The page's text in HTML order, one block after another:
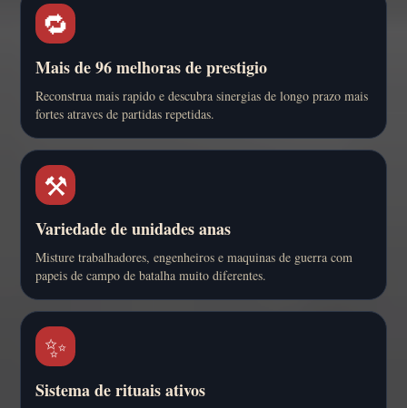
🔁
Mais de 96 melhoras de prestigio
Reconstrua mais rapido e descubra sinergias de longo prazo mais
fortes atraves de partidas repetidas.
⚒️
Variedade de unidades anas
Misture trabalhadores, engenheiros e maquinas de guerra com
papeis de campo de batalha muito diferentes.
✨
Sistema de rituais ativos